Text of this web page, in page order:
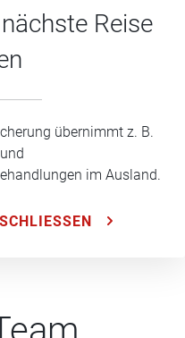
Reise
übernimmt z. B.
im Ausland.